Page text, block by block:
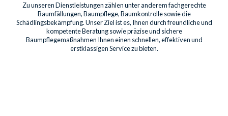
Zu unseren Dienstleistungen zählen unter anderem fachgerechte
Baumfällungen, Baumpflege, Baumkontrolle sowie die
Schädlingsbekämpfung. Unser Ziel ist es, Ihnen durch freundliche und
kompetente Beratung sowie präzise und sichere
Baumpflegemaßnahmen Ihnen einen schnellen, effektiven und
erstklassigen Service zu bieten.